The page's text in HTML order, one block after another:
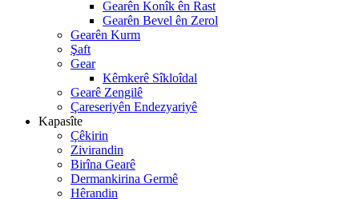
Gearên Konîk ên Rast
Gearên Bevel ên Zerol
Gearên Kurm
Şaft
Gear
Kêmkerê Sîkloîdal
Gearê Zengilê
Çareseriyên Endezyariyê
Kapasîte
Çêkirin
Zivirandin
Birîna Gearê
Dermankirina Germê
Hêrandin